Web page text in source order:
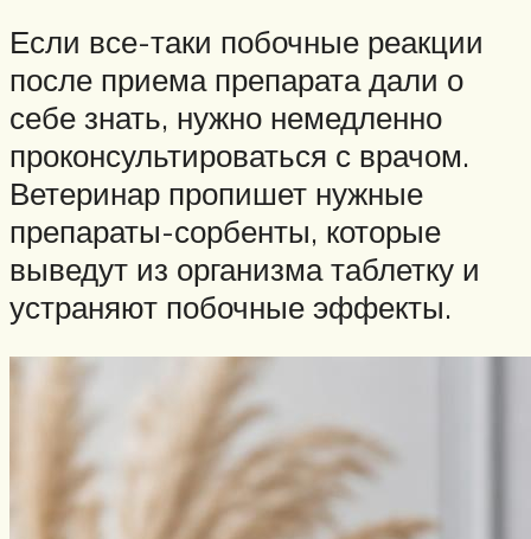
Если все-таки побочные реакции
после приема препарата дали о
себе знать, нужно немедленно
проконсультироваться с врачом.
Ветеринар пропишет нужные
препараты-сорбенты, которые
выведут из организма таблетку и
устраняют побочные эффекты.